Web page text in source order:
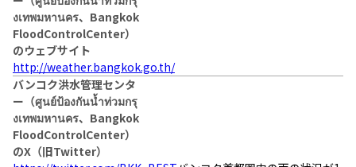
งเทพมหานคร、Bangkok
FloodControlCenter）
のウェブサイト
http://weather.bangkok.go.th/
バンコク洪水管理センタ
ー（ศูนย์ป้องกันน้ำท่วมกรุ
งเทพมหานคร、Bangkok
FloodControlCenter）
のX（旧Twitter）